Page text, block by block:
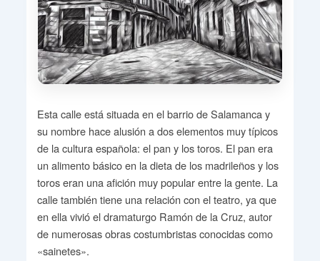
Esta calle está situada en el barrio de Salamanca y
su nombre hace alusión a dos elementos muy típicos
de la cultura española: el pan y los toros. El pan era
un alimento básico en la dieta de los madrileños y los
toros eran una afición muy popular entre la gente. La
calle también tiene una relación con el teatro, ya que
en ella vivió el dramaturgo Ramón de la Cruz, autor
de numerosas obras costumbristas conocidas como
«sainetes».